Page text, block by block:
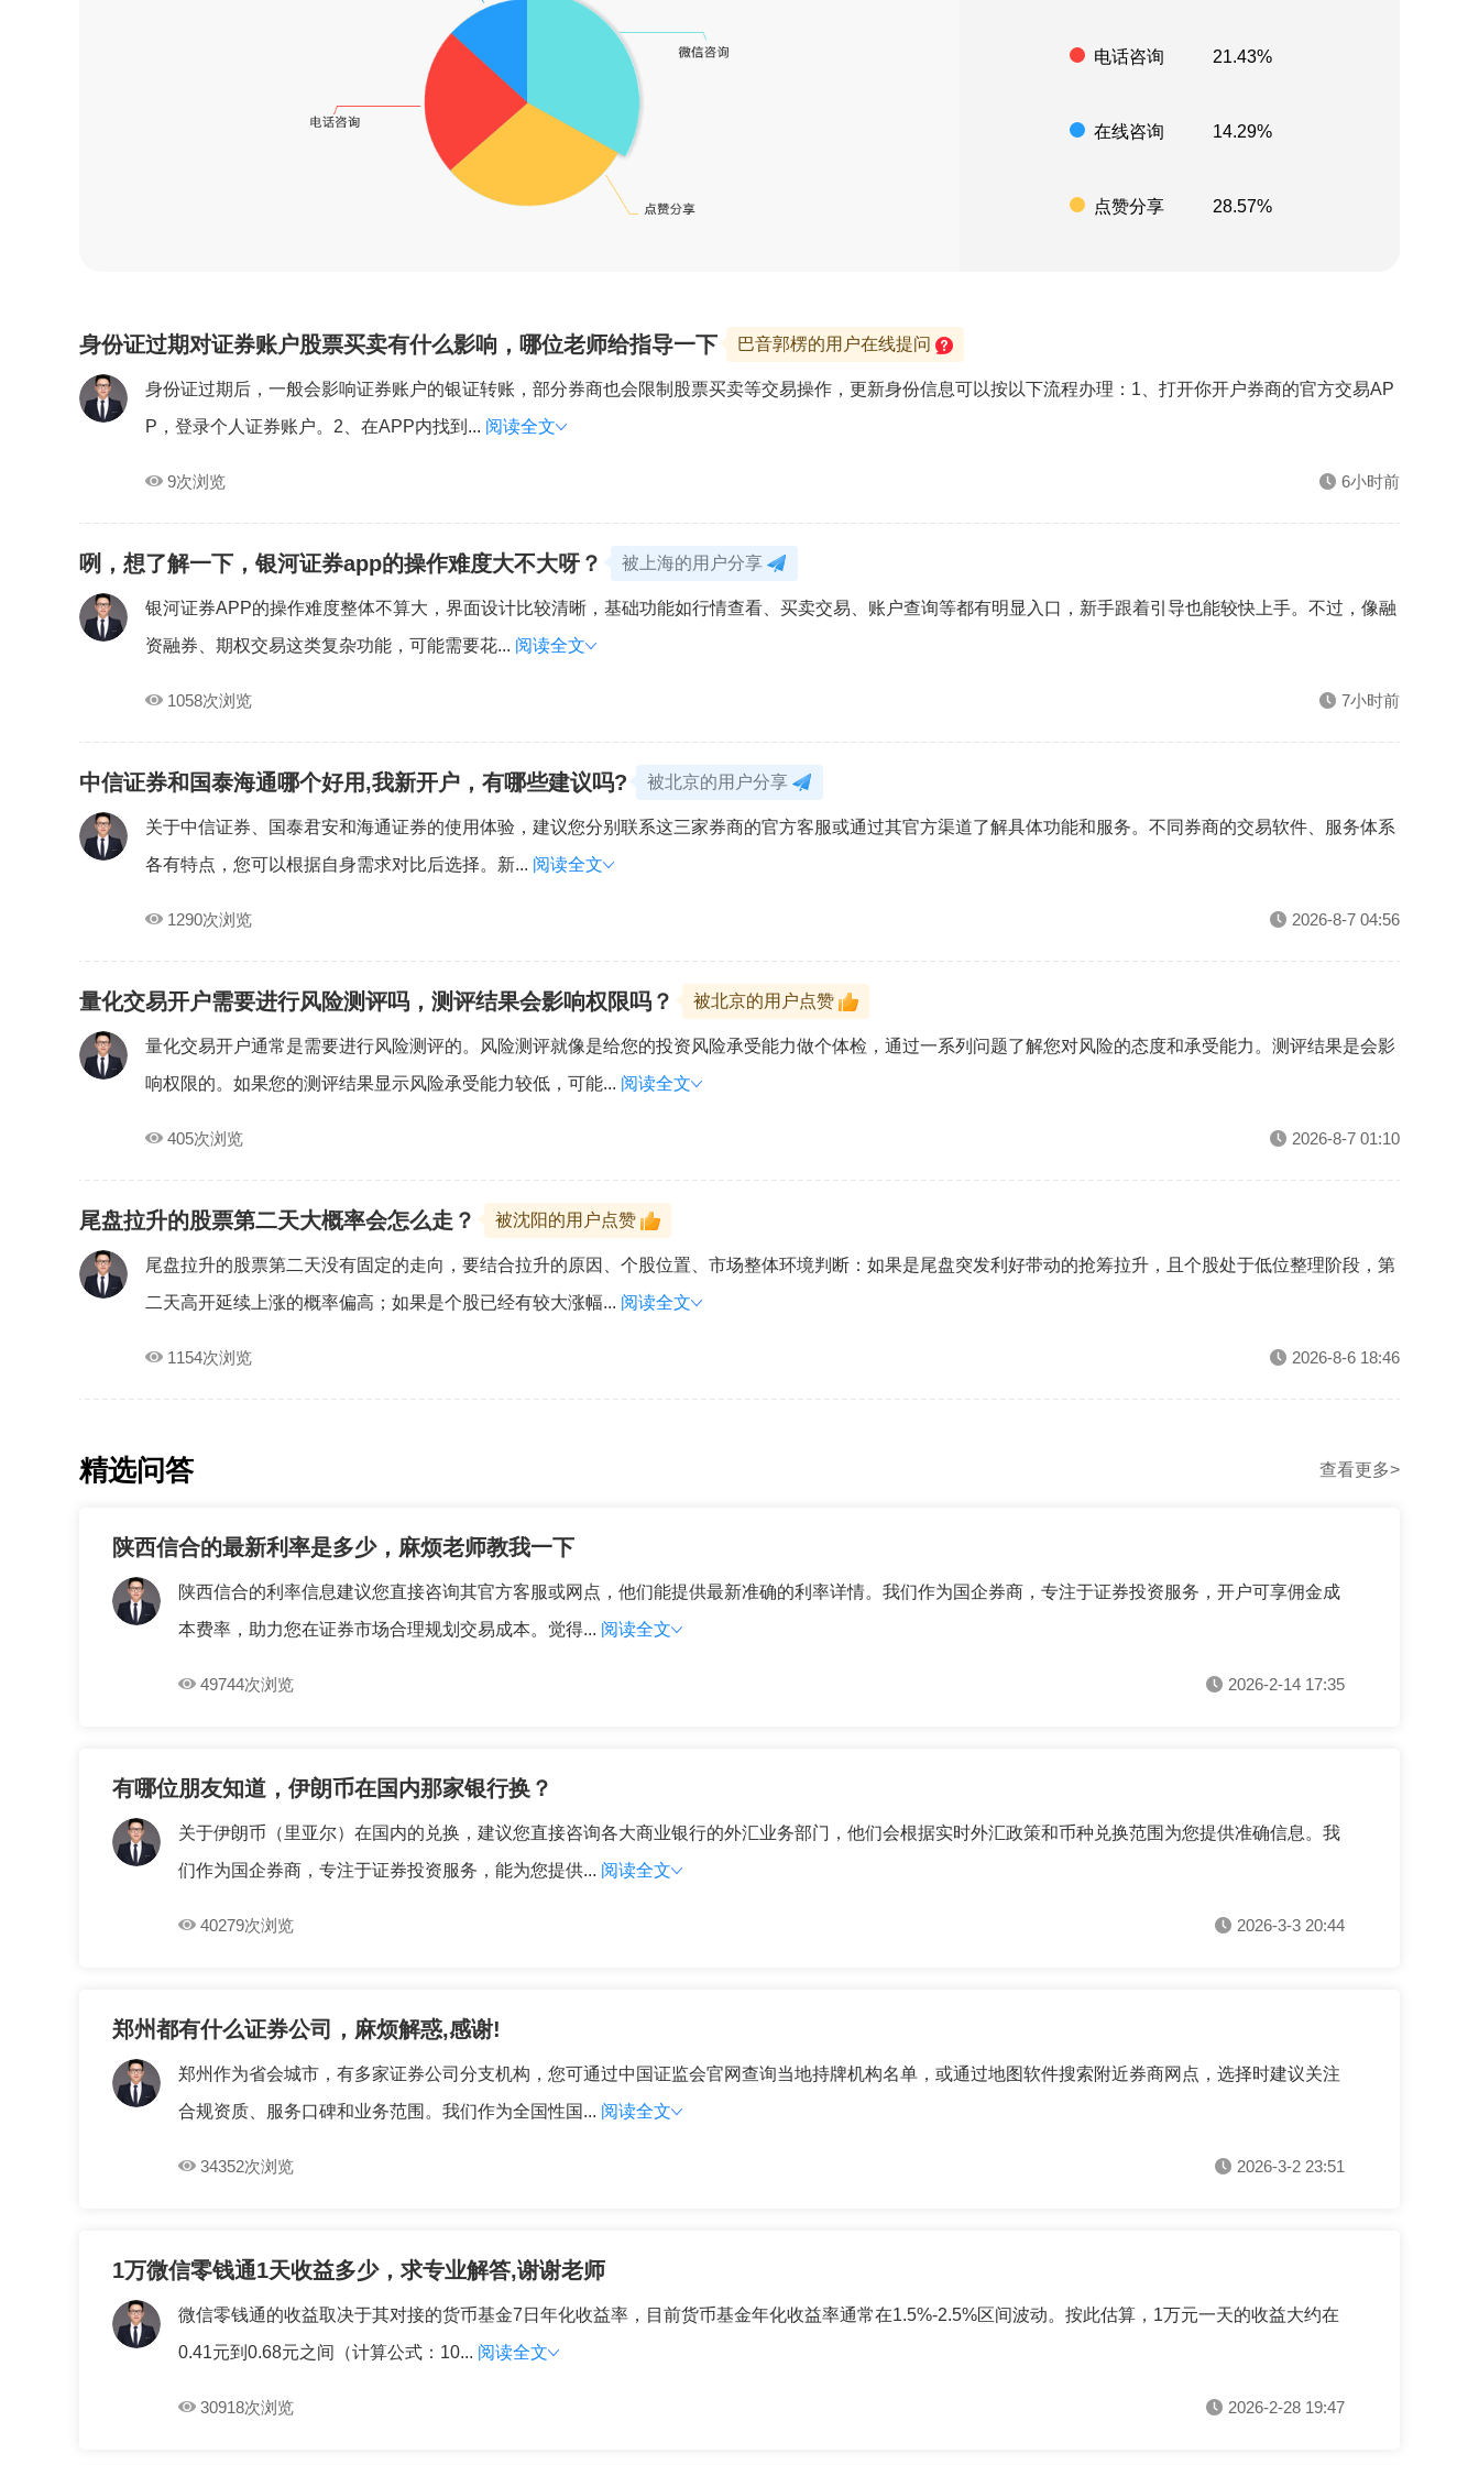
电话咨询 21.43%
在线咨询 14.29%
点赞分享 28.57%
身份证过期对证券账户股票买卖有什么影响，哪位老师给指导一下 巴音郭楞的用户在线提问
身份证过期后，一般会影响证券账户的银证转账，部分券商也会限制股票买卖等交易操作，更新身份信息可以按以下流程办理：1、打开你开户券商的官方交易AP
P，登录个人证券账户。2、在APP内找到... 阅读全文
9次浏览 6小时前
咧，想了解一下，银河证券app的操作难度大不大呀？ 被上海的用户分享
银河证券APP的操作难度整体不算大，界面设计比较清晰，基础功能如行情查看、买卖交易、账户查询等都有明显入口，新手跟着引导也能较快上手。不过，像融
资融券、期权交易这类复杂功能，可能需要花... 阅读全文
1058次浏览 7小时前
中信证券和国泰海通哪个好用,我新开户，有哪些建议吗? 被北京的用户分享
关于中信证券、国泰君安和海通证券的使用体验，建议您分别联系这三家券商的官方客服或通过其官方渠道了解具体功能和服务。不同券商的交易软件、服务体系
各有特点，您可以根据自身需求对比后选择。新... 阅读全文
1290次浏览 2026-8-7 04:56
量化交易开户需要进行风险测评吗，测评结果会影响权限吗？ 被北京的用户点赞
量化交易开户通常是需要进行风险测评的。风险测评就像是给您的投资风险承受能力做个体检，通过一系列问题了解您对风险的态度和承受能力。测评结果是会影
响权限的。如果您的测评结果显示风险承受能力较低，可能... 阅读全文
405次浏览 2026-8-7 01:10
尾盘拉升的股票第二天大概率会怎么走？ 被沈阳的用户点赞
尾盘拉升的股票第二天没有固定的走向，要结合拉升的原因、个股位置、市场整体环境判断：如果是尾盘突发利好带动的抢筹拉升，且个股处于低位整理阶段，第
二天高开延续上涨的概率偏高；如果是个股已经有较大涨幅... 阅读全文
1154次浏览 2026-8-6 18:46
精选问答 查看更多>
陕西信合的最新利率是多少，麻烦老师教我一下
陕西信合的利率信息建议您直接咨询其官方客服或网点，他们能提供最新准确的利率详情。我们作为国企券商，专注于证券投资服务，开户可享佣金成
本费率，助力您在证券市场合理规划交易成本。觉得... 阅读全文
49744次浏览 2026-2-14 17:35
有哪位朋友知道，伊朗币在国内那家银行换？
关于伊朗币（里亚尔）在国内的兑换，建议您直接咨询各大商业银行的外汇业务部门，他们会根据实时外汇政策和币种兑换范围为您提供准确信息。我
们作为国企券商，专注于证券投资服务，能为您提供... 阅读全文
40279次浏览 2026-3-3 20:44
郑州都有什么证券公司，麻烦解惑,感谢!
郑州作为省会城市，有多家证券公司分支机构，您可通过中国证监会官网查询当地持牌机构名单，或通过地图软件搜索附近券商网点，选择时建议关注
合规资质、服务口碑和业务范围。我们作为全国性国... 阅读全文
34352次浏览 2026-3-2 23:51
1万微信零钱通1天收益多少，求专业解答,谢谢老师
微信零钱通的收益取决于其对接的货币基金7日年化收益率，目前货币基金年化收益率通常在1.5%-2.5%区间波动。按此估算，1万元一天的收益大约在
0.41元到0.68元之间（计算公式：10... 阅读全文
30918次浏览 2026-2-28 19:47